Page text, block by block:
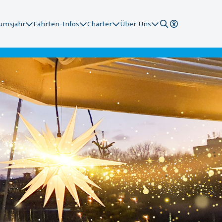
Fahrten-Infos
Charter
Über Uns